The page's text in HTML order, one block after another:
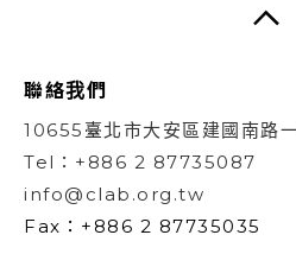
聯絡我們
10655臺北市大安區建國南路
Tel：+886 2 87735087
info@clab.org.tw
Fax：+886 2 87735035